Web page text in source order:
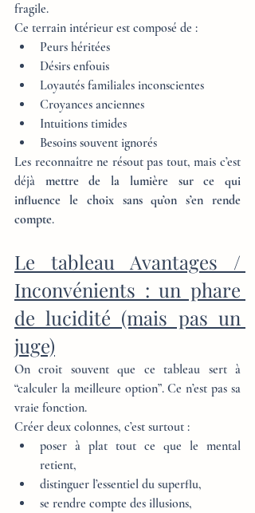
fragile.
Ce terrain intérieur est composé de :
Peurs héritées
Désirs enfouis
Loyautés familiales inconscientes
Croyances anciennes
Intuitions timides
Besoins souvent ignorés
Les reconnaître ne résout pas tout, mais c’est
déjà mettre de la lumière sur ce qui
influence le choix sans qu’on s’en rende
compte.
Le tableau Avantages /
Inconvénients : un phare
de lucidité (mais pas un
juge)
On croit souvent que ce tableau sert à
“calculer la meilleure option”. Ce n’est pas sa
vraie fonction.
Créer deux colonnes, c’est surtout :
poser à plat tout ce que le mental
retient,
distinguer l’essentiel du superflu,
se rendre compte des illusions,